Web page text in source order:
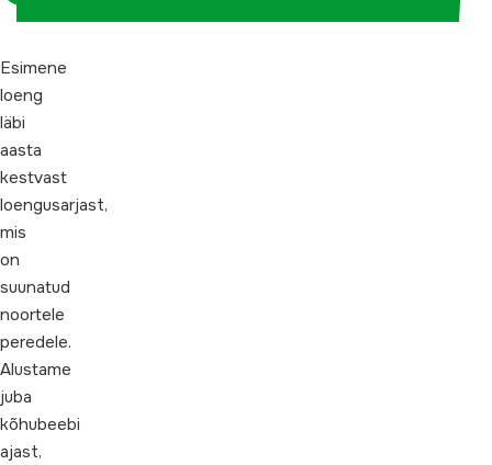
Esimene
loeng
läbi
aasta
kestvast
loengusarjast,
mis
on
suunatud
noortele
peredele.
Alustame
juba
kõhubeebi
ajast,